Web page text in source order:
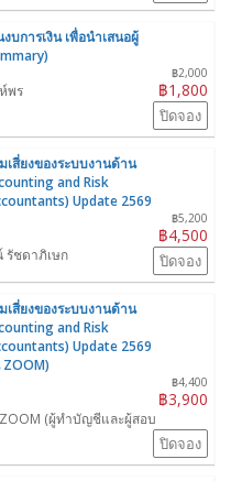
การเงิน เพื่อนำเสนอผู้
฿2,000
฿1,800
พร
ปิดจอง
เสี่ยงของระบบงานด้าน
and Risk
Update 2569
฿5,200
฿4,500
รัชดาภิเษก
ปิดจอง
เสี่ยงของระบบงานด้าน
and Risk
Update 2569
฿4,400
฿3,900
(ผู้ทำบัญชีและผู้สอบ
ปิดจอง